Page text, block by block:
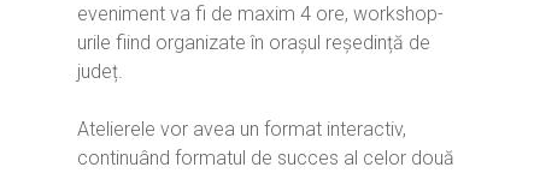
eveniment va fi de maxim 4 ore, workshop-
urile fiind organizate în orașul reședință de
județ.
Atelierele vor avea un format interactiv,
continuând formatul de succes al celor două